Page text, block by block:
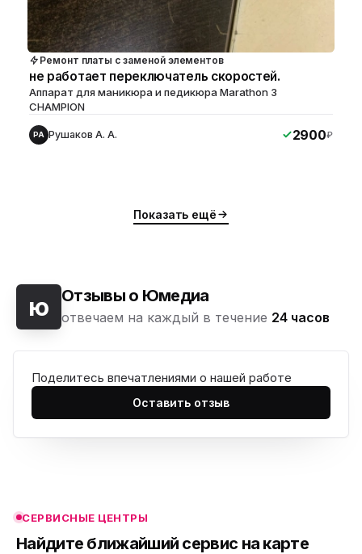
Ремонт платы с заменой элементов
не работает переключатель скоростей.
Аппарат для маникюра и педикюра Marathon 3
CHAMPION
РА Рушаков А. А. 2900₽
Показать ещё
ю Отзывы о Юмедиа
отвечаем на каждый в течение 24 часов
Поделитесь впечатлениями о нашей работе
Оставить отзыв
СЕРВИСНЫЕ ЦЕНТРЫ
Найдите ближайший сервис на карте
ю